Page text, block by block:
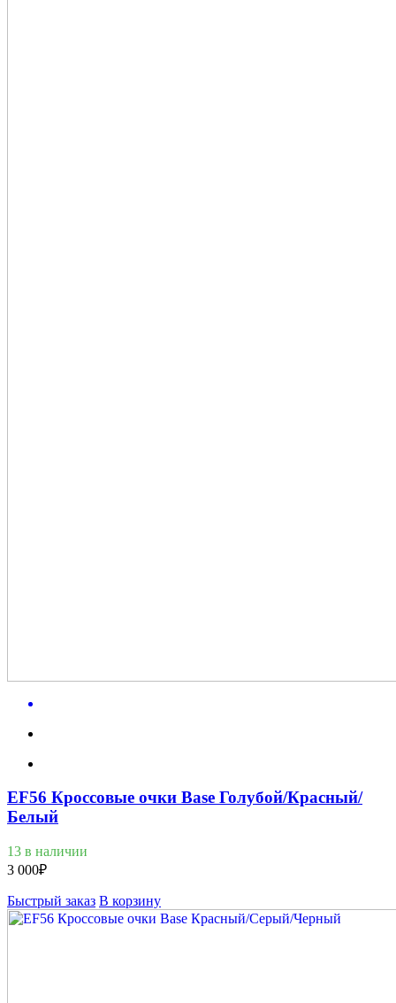
EF56 Кроссовые очки Base Голубой/Красный/
Белый
13 в наличии
3 000₽
Быстрый заказ В корзину